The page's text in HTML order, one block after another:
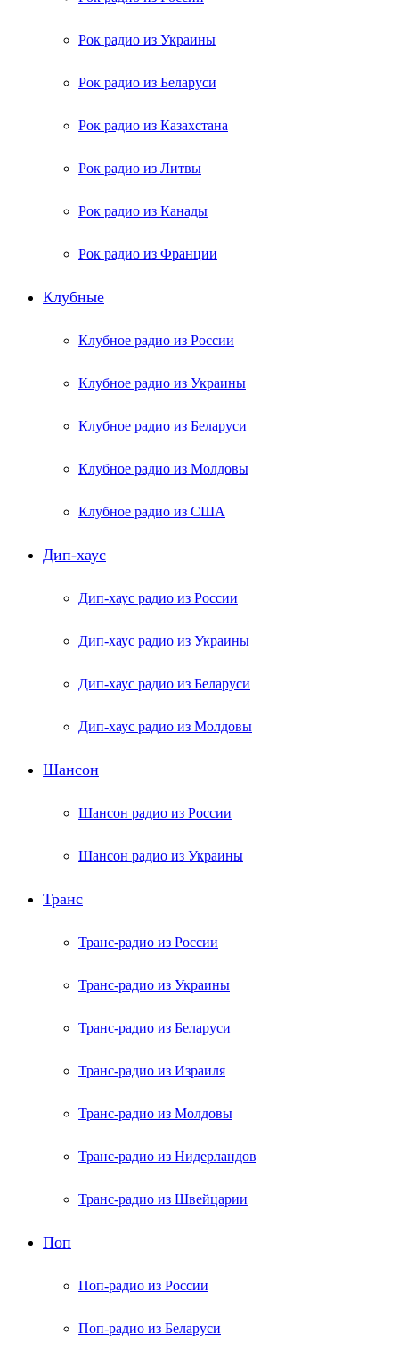
Рок радио из Украины
Рок радио из Беларуси
Рок радио из Казахстана
Рок радио из Литвы
Рок радио из Канады
Рок радио из Франции
Клубные
Клубное радио из России
Клубное радио из Украины
Клубное радио из Беларуси
Клубное радио из Молдовы
Клубное радио из США
Дип-хаус
Дип-хаус радио из России
Дип-хаус радио из Украины
Дип-хаус радио из Беларуси
Дип-хаус радио из Молдовы
Шансон
Шансон радио из России
Шансон радио из Украины
Транс
Транс-радио из России
Транс-радио из Украины
Транс-радио из Беларуси
Транс-радио из Израиля
Транс-радио из Молдовы
Транс-радио из Нидерландов
Транс-радио из Швейцарии
Поп
Поп-радио из России
Поп-радио из Беларуси